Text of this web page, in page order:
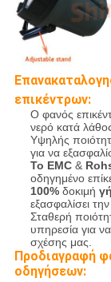
επικέντρων:
Ο φανός
νερό κατά
Υψηλής
για να
Το EMC&
οδηγημένο
100%δοκιμή
εξασφαλίσει
Σταθερή
υπηρεσία για
σχέσης μας.
Προδιαγραφή
οδηγήσεων: